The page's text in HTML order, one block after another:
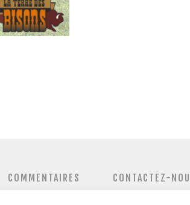
COMMENTAIRES CONTACTEZ-